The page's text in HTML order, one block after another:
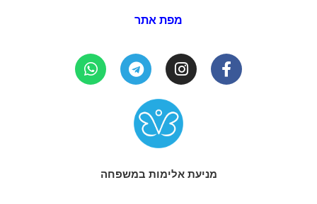
מפת אתר
מניעת אלימות במשפחה